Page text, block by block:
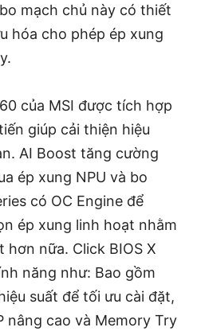
mạch chủ này có thiết
hóa cho phép ép xung
của MSI được tích hợp
giúp cải thiện hiệu
AI Boost tăng cường
ép xung NPU và bo
có OC Engine để
ép xung linh hoạt nhằm
hơn nữa. Click BIOS X
năng như: Bao gồm
suất để tối ưu cài đặt,
nâng cao và Memory Try